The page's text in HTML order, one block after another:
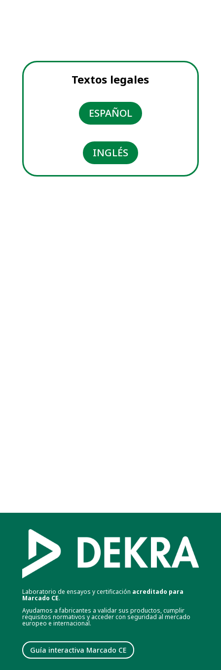
Textos legales
ESPAÑOL
INGLÉS
Laboratorio de ensayos y certificación acreditado para
Marcado CE.
Ayudamos a fabricantes a validar sus productos, cumplir
requisitos normativos y acceder con seguridad al mercado
europeo e internacional.
Guía interactiva Marcado CE